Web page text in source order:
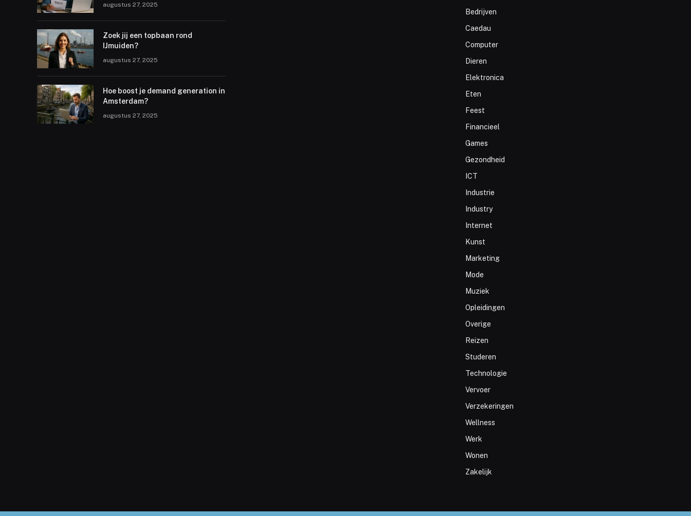
augustus 27, 2025
Zoek jij een topbaan rond
IJmuiden?
augustus 27, 2025
Hoe boost je demand generation in
Amsterdam?
augustus 27, 2025
Bedrijven
Caedau
Computer
Dieren
Elektronica
Eten
Feest
Financieel
Games
Gezondheid
ICT
Industrie
Industry
Internet
Kunst
Marketing
Mode
Muziek
Opleidingen
Overige
Reizen
Studeren
Technologie
Vervoer
Verzekeringen
Wellness
Werk
Wonen
Zakelijk